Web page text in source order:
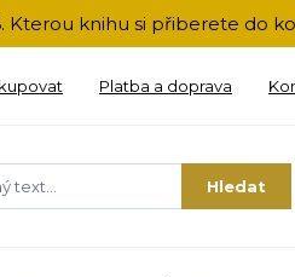
Kterou knihu si přiberete do
Platba a doprava
Hledat